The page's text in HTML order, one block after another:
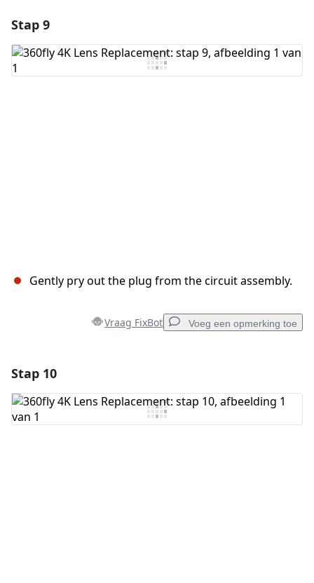
Voeg opmerking toe
Stap 9
Gently pry out the plug from the circuit assembly.
Vraag FixBot Voeg een opmerking toe
Voeg opmerking toe
Stap 10